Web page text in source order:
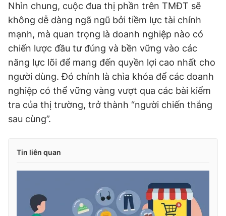
Nhìn chung, cuộc đua thị phần trên TMĐT sẽ
không dễ dàng ngã ngũ bởi tiềm lực tài chính
mạnh, mà quan trọng là doanh nghiệp nào có
chiến lược đầu tư đúng và bền vững vào các
năng lực lõi để mang đến quyền lợi cao nhất cho
người dùng. Đó chính là chìa khóa để các doanh
nghiệp có thể vững vàng vượt qua các bài kiểm
tra của thị trường, trở thành “người chiến thắng
sau cùng”.
Tin liên quan